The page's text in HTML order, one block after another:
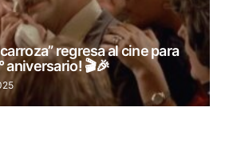
regresa al cine para
aniversario! 🎬🎉